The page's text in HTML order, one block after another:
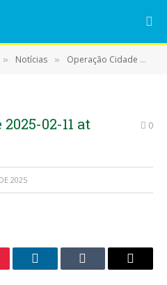
» Notícias » Operação Cidade Limpa: Prefeitura de Eldorado do Carajás Investe em Qualidade de Vida
02-11 at
0
2025
LinkedInTumblr
E-